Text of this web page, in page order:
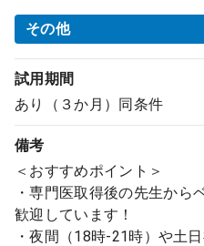
その他
試用期間
あり（３か月）同条件
備考
＜おすすめポイント＞
・専門医取得後の先生から
歓迎しています！
・夜間（18時-21時）や土